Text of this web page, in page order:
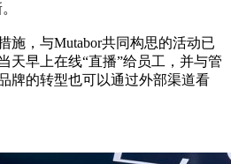
施，与Mutabor共同构思的活动已
天早上在线“直播”给员工，并与管
牌的转型也可以通过外部渠道看